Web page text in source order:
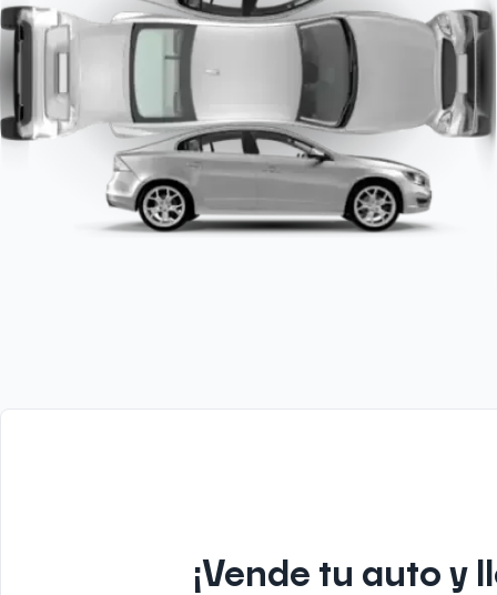
¡Vende tu auto y